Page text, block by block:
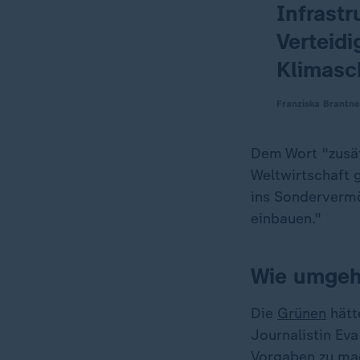
Dem Wort
Weltwirtschaft
ins
einbauen."
Wie
Die Grünen
Journalistin